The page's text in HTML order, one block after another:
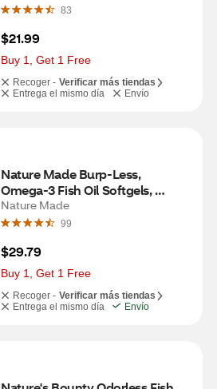
83
$21.99
Buy 1, Get 1 Free
Recoger - Verificar más tiendas
Entrega el mismo día
Envío
Nature Made Burp-Less,
Omega-3 Fish Oil Softgels,
1000mg, 150 CT
Nature Made
99
$29.79
Buy 1, Get 1 Free
Recoger - Verificar más tiendas
Entrega el mismo día
Envío